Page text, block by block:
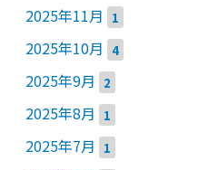
2025年11月 1
2025年10月 4
2025年9月 2
2025年8月 1
2025年7月 1